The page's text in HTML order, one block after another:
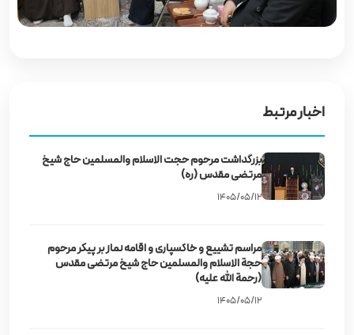
اخبار مرتبط
بزرگداشت مرحوم حجت‌ الاسلام والمسلمین حاج شیخ
مرتضی مقدس (ره)
۱۴۰۵/۰۵/۱۲
مراسم تشییع و خاکسپاری و اقامه نماز بر پیکر مرحوم
حجة الاسلام والمسلمین حاج شیخ مرتضی مقدس
(رحمة الله علیه)
۱۴۰۵/۰۵/۱۲